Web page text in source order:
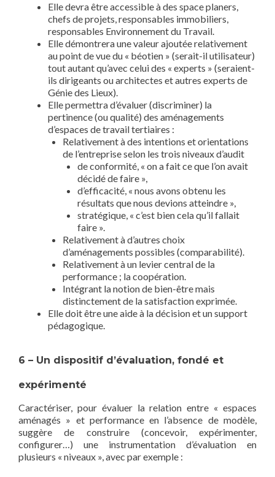
Elle devra être accessible à des space planers,
chefs de projets, responsables immobiliers,
responsables Environnement du Travail.
Elle démontrera une valeur ajoutée relativement
au point de vue du « béotien » (serait-il utilisateur)
tout autant qu’avec celui des « experts » (seraient-
ils dirigeants ou architectes et autres experts de
Génie des Lieux).
Elle permettra d’évaluer (discriminer) la
pertinence (ou qualité) des aménagements
d’espaces de travail tertiaires :
Relativement à des intentions et orientations
de l’entreprise selon les trois niveaux d’audit
de conformité, « on a fait ce que l’on avait
décidé de faire »,
d’efficacité, « nous avons obtenu les
résultats que nous devions atteindre »,
stratégique, « c’est bien cela qu’il fallait
faire ».
Relativement à d’autres choix
d’aménagements possibles (comparabilité).
Relativement à un levier central de la
performance ; la coopération.
Intégrant la notion de bien-être mais
distinctement de la satisfaction exprimée.
Elle doit être une aide à la décision et un support
pédagogique.
6 – Un dispositif d’évaluation, fondé et
expérimenté
Caractériser, pour évaluer la relation entre « espaces
aménagés » et performance en l’absence de modèle,
suggère de construire (concevoir, expérimenter,
configurer…) une instrumentation d’évaluation en
plusieurs « niveaux », avec par exemple :